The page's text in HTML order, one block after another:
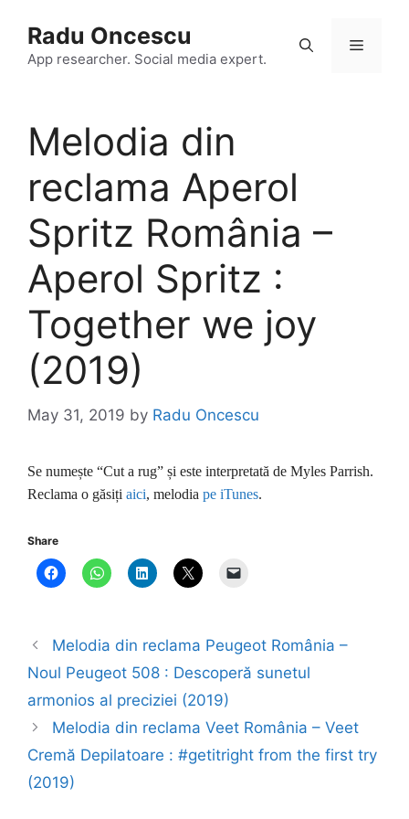
content
Radu Oncescu
App researcher. Social media expert.
Menu
Melodia din
reclama Aperol
Spritz România –
Aperol Spritz :
Together we joy
(2019)
May 31, 2019 by Radu Oncescu
Se numește “Cut a rug” și este interpretată de Myles Parrish.
Reclama o găsiți aici, melodia pe iTunes.
Share
Melodia din reclama Peugeot România –
Noul Peugeot 508 : Descoperă sunetul
armonios al preciziei (2019)
Melodia din reclama Veet România – Veet
Cremă Depilatoare : #getitright from the first try
(2019)